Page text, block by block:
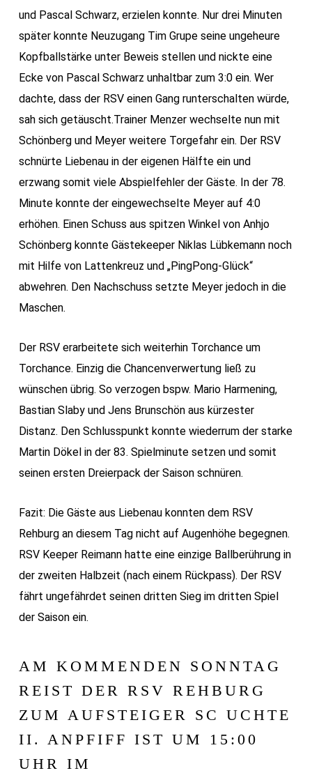
und Pascal Schwarz, erzielen konnte. Nur drei Minuten
später konnte Neuzugang Tim Grupe seine ungeheure
Kopfballstärke unter Beweis stellen und nickte eine
Ecke von Pascal Schwarz unhaltbar zum 3:0 ein. Wer
dachte, dass der RSV einen Gang runterschalten würde,
sah sich getäuscht.Trainer Menzer wechselte nun mit
Schönberg und Meyer weitere Torgefahr ein. Der RSV
schnürte Liebenau in der eigenen Hälfte ein und
erzwang somit viele Abspielfehler der Gäste. In der 78.
Minute konnte der eingewechselte Meyer auf 4:0
erhöhen. Einen Schuss aus spitzen Winkel von Anhjo
Schönberg konnte Gästekeeper Niklas Lübkemann noch
mit Hilfe von Lattenkreuz und „PingPong-Glück“
abwehren. Den Nachschuss setzte Meyer jedoch in die
Maschen.
Der RSV erarbeitete sich weiterhin Torchance um
Torchance. Einzig die Chancenverwertung ließ zu
wünschen übrig. So verzogen bspw. Mario Harmening,
Bastian Slaby und Jens Brunschön aus kürzester
Distanz. Den Schlusspunkt konnte wiederrum der starke
Martin Dökel in der 83. Spielminute setzen und somit
seinen ersten Dreierpack der Saison schnüren.
Fazit: Die Gäste aus Liebenau konnten dem RSV
Rehburg an diesem Tag nicht auf Augenhöhe begegnen.
RSV Keeper Reimann hatte eine einzige Ballberührung in
der zweiten Halbzeit (nach einem Rückpass). Der RSV
fährt ungefährdet seinen dritten Sieg im dritten Spiel
der Saison ein.
AM KOMMENDEN SONNTAG
REIST DER RSV REHBURG
ZUM AUFSTEIGER SC UCHTE
II. ANPFIFF IST UM 15:00
UHR IM